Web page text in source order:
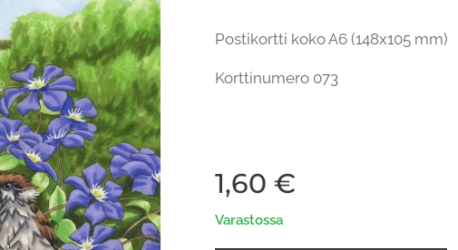
Postikortti koko A6 (148x105 mm)
Korttinumero 073
1,60 €
Varastossa